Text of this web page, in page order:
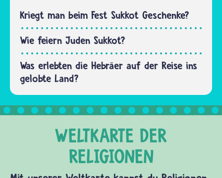
Geschenke.
Kriegt man beim Fest Sukkot Geschenke?
Wie feiern Juden Sukkot?
Was erlebten die Hebräer auf der Reise ins
gelobte Land?